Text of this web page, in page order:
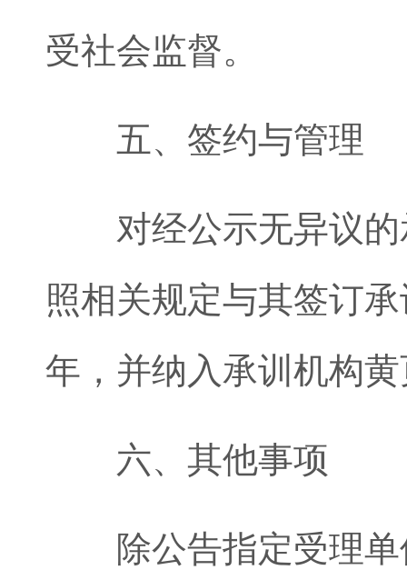
受社会监督。
五、签约与管理
对经公示无异议的
照相关规定与其签订
年，并纳入承训机构
六、其他事项
除公告指定受理单